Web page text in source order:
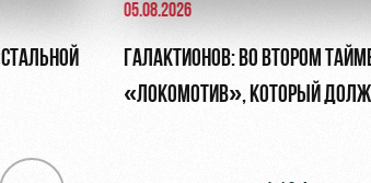
05.08.2026
ГАЛАКТИОНОВ: ВО ВТОРОМ
«ЛОКОМОТИВ», КОТОРЫЙ